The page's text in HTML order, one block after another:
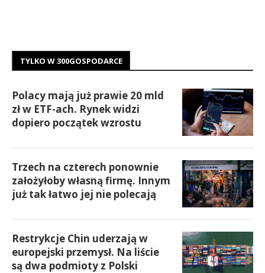
TYLKO W 300GOSPODARCE
Polacy mają już prawie 20 mld
zł w ETF-ach. Rynek widzi
dopiero początek wzrostu
Trzech na czterech ponownie
założyłoby własną firmę. Innym
już tak łatwo jej nie polecają
Restrykcje Chin uderzają w
europejski przemysł. Na liście
są dwa podmioty z Polski